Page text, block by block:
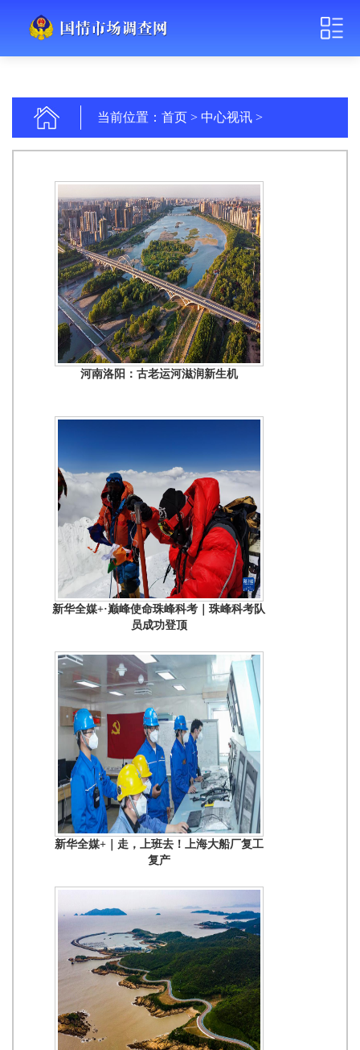
当前位置： 首页 > 中心视讯 >
河南洛阳：古老运河滋润新生机
新华全媒+·巅峰使命珠峰科考｜珠峰科考队
员成功登顶
新华全媒+｜走，上班去！上海大船厂复工
复产